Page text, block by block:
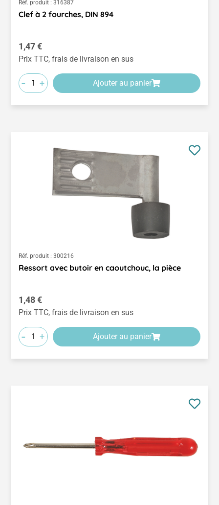
Réf. produit : 316387
Clef à 2 fourches, DIN 894
Prix régulier :
1,47 €
Prix TTC, frais de livraison en sus
- + Ajouter au panier
Réf. produit : 300216
Ressort avec butoir en caoutchouc, la pièce
Prix régulier :
1,48 €
Prix TTC, frais de livraison en sus
- + Ajouter au panier